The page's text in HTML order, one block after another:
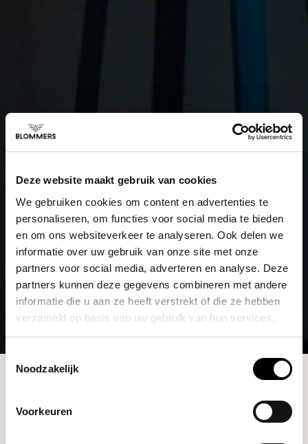
Deze website maakt gebruik van cookies
We gebruiken cookies om content en advertenties te
personaliseren, om functies voor social media te bieden
en om ons websiteverkeer te analyseren. Ook delen we
informatie over uw gebruik van onze site met onze
partners voor social media, adverteren en analyse. Deze
partners kunnen deze gegevens combineren met andere
informatie die u aan ze heeft verstrekt of die ze hebben
verzameld op basis van uw gebruik van hun services.
Toestemmingsselectie
Noodzakelijk
Voorkeuren
Brands